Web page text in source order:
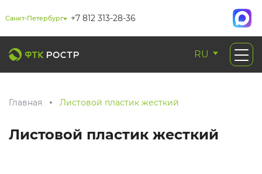
Санкт-Петербург +7 812 313-28-36
RU
Главная Листовой пластик жесткий
Листовой пластик жесткий